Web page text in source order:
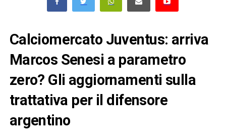
Calciomercato Juventus: arriva
Marcos Senesi a parametro
zero? Gli aggiornamenti sulla
trattativa per il difensore
argentino